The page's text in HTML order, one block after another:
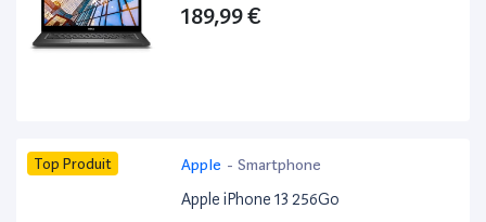
189,99 €
Top Produit Apple - Smartphone
Apple iPhone 13 256Go